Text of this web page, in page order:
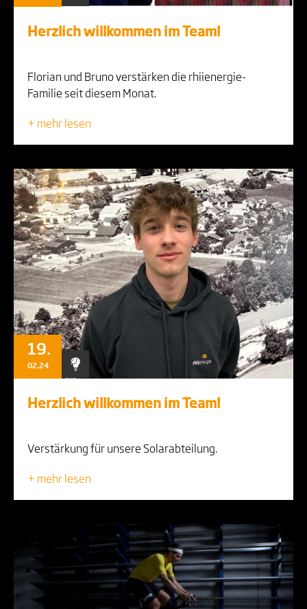
Herzlich willkommen im Team!
Florian und Bruno verstärken die rhiienergie-
Familie seit diesem Monat.
+ mehr lesen
19.
02.24
Herzlich willkommen im Team!
Verstärkung für unsere Solarabteilung.
+ mehr lesen